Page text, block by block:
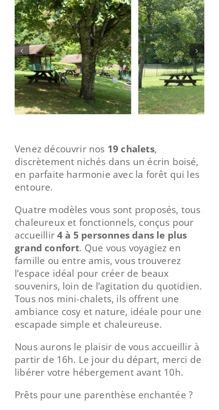
Les services
Contact
Venez découvrir nos 19 chalets,
discrètement nichés dans un écrin boisé,
en parfaite harmonie avec la forêt qui les
entoure.
Quatre modèles vous sont proposés, tous
chaleureux et fonctionnels, conçus pour
accueillir4 à 5 personnes dans le plus
grand confort. Que vous voyagiez en
famille ou entre amis, vous trouverez
l’espace idéal pour créer de beaux
souvenirs, loin de l’agitation du quotidien.
Tous nos mini-chalets, ils offrent une
ambiance cosy et nature, idéale pour une
escapade simple et chaleureuse.
Nous aurons le plaisir de vous accueillir à
partir de 16h. Le jour du départ, merci de
libérer votre hébergement avant 10h.
Prêts pour une parenthèse enchantée ?